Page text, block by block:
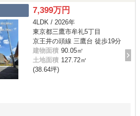
7,399万円
4LDK / 2026年
東京都三鷹市牟礼5丁目
京王井の頭線 三鷹台 徒歩19分
建物面積 90.05㎡
土地面積 127.72㎡
(38.64坪)